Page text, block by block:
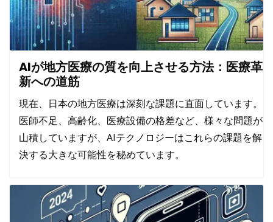
AIが地方医療の質を向上させる方法：医療革
新への道筋
現在、日本の地方医療は深刻な課題に直面しています。
医師不足、高齢化、医療設備の格差など、様々な問題が
山積していますが、AIテクノロジーはこれらの課題を解
決する大きな可能性を秘めています。